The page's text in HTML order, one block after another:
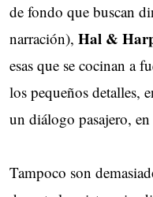
de fondo que buscan
narración), Hal &
esas que se cocinan a
los pequeños detalles,
un diálogo pasajero,
Tampoco son